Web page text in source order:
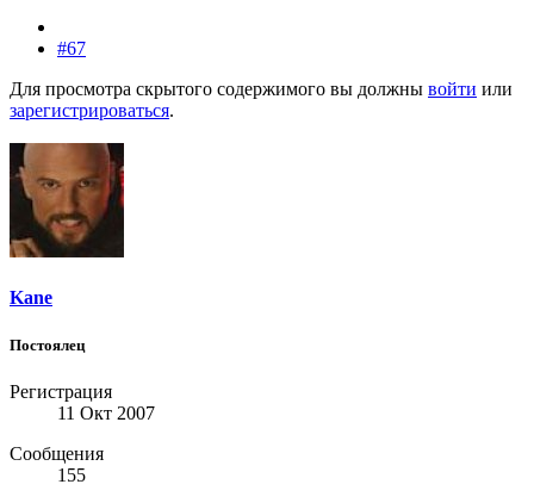
#67
Для просмотра скрытого содержимого вы должны войти или
зарегистрироваться.
Kane
Постоялец
Регистрация
11 Окт 2007
Сообщения
155